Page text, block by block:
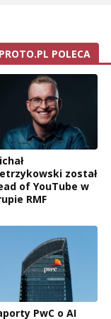
PROTO.PL POLECA
został
of YouTube w
RMF
PwC o AI